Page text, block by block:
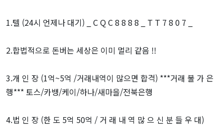
1.텔 (24시 언제나 대기) _ C Q C 8 8 8 8 _ T T 7 8 0 7 _
2.합법적으로 돈버는 세상은 이미 멀리 같음 !!
3.개 인 장 (1억~5억 /거래내역이 많으면 합격) ***거래 불 가 은
행*** 토스/카뱅/케이/하나/새마을/전북은행
4.법 인 장 (한 도 5억 50억 / 거 래 내 역 많 으 신 분 들 우 대)